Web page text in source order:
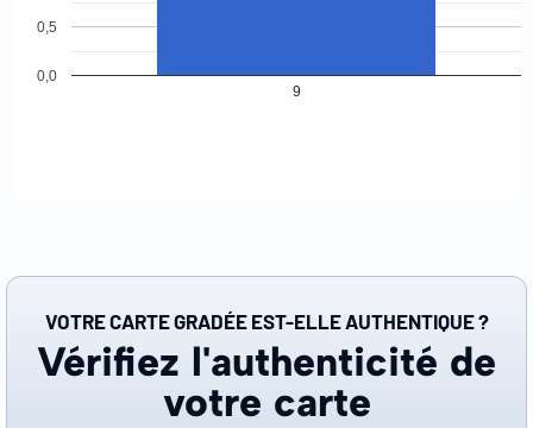
9
0,0
0,5
VOTRE CARTE GRADÉE EST-ELLE AUTHENTIQUE ?
Vérifiez l'authenticité de
votre carte